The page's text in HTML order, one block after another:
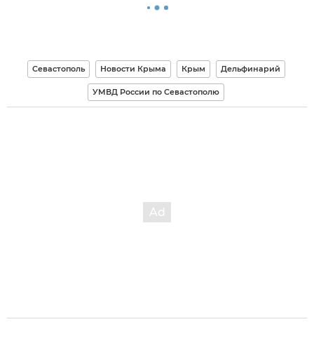
Севастополь Новости Крыма Крым Дельфинарий
УМВД России по Севастополю